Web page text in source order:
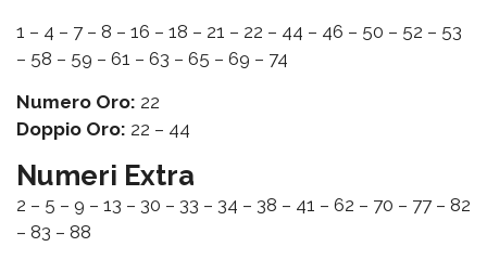
1 – 4 – 7 – 8 – 16 – 18 – 21 – 22 – 44 – 46 – 50 – 52 – 53
– 58 – 59 – 61 – 63 – 65 – 69 – 74
Numero Oro: 22
Doppio Oro: 22 – 44
Numeri Extra
2 – 5 – 9 – 13 – 30 – 33 – 34 – 38 – 41 – 62 – 70 – 77 – 82
– 83 – 88